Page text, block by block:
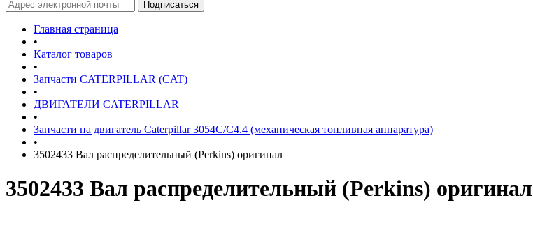
Главная страница
•
Каталог товаров
•
Запчасти CATERPILLAR (CAT)
•
ДВИГАТЕЛИ CATERPILLAR
•
Запчасти на двигатель Caterpillar 3054С/С4.4 (механическая топливная аппаратура)
•
3502433 Вал распределительный (Perkins) оригинал
3502433 Вал распределительный (Perkins) оригинал